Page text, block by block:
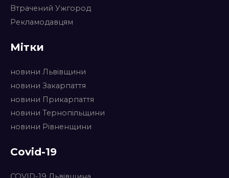
Втрачений Ужгород
Рекламодавцям
Мітки
новини Львівщини
новини Закарпаття
новини Прикарпаття
новини Тернопільщини
новини Рівненщини
Covid-19